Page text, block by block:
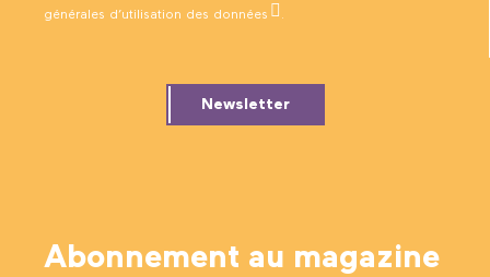
générales d’utilisation des données .
Newsletter
Abonnement au magazine